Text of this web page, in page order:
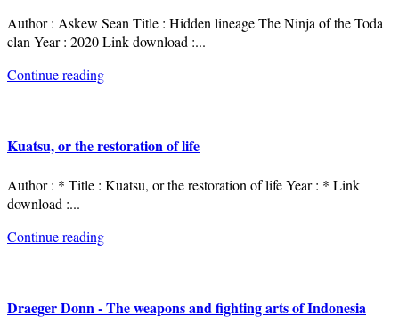
Author : Askew Sean Title : Hidden lineage The Ninja of the Toda
clan Year : 2020 Link download :...
Continue reading
Kuatsu, or the restoration of life
Author : * Title : Kuatsu, or the restoration of life Year : * Link
download :...
Continue reading
Draeger Donn - The weapons and fighting arts of Indonesia